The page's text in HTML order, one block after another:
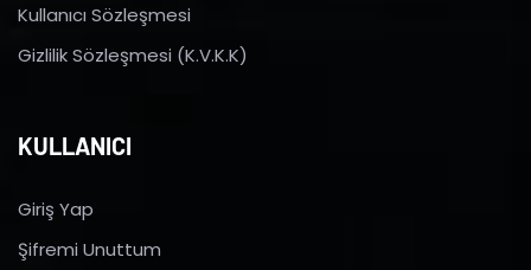
Kullanıcı Sözleşmesi
Gizlilik Sözleşmesi (K.V.K.K)
KULLANICI
Giriş Yap
Şifremi Unuttum